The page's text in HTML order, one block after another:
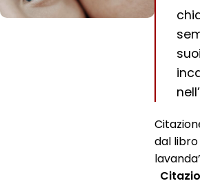
dal libro